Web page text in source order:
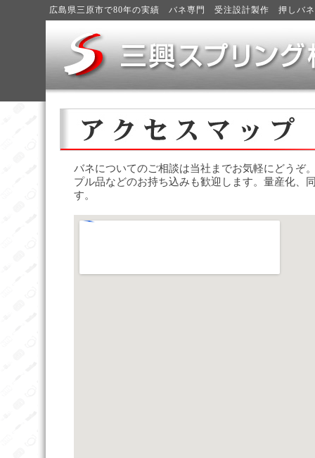
広島県三原市で80年の実績 バネ専門 受注設計製作 押しバネ
バネについてのご相談は当社までお気軽にどうぞ
プル品などのお持ち込みも歓迎します。量産化、
す。